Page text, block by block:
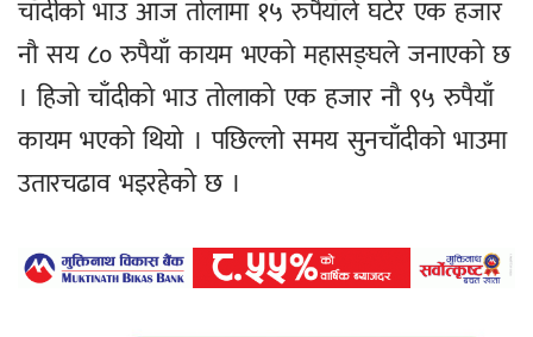
चाँदीको भाउ आज तोलामा १५ रुपैयाँले घटेर एक हजार
नौ सय ८० रुपैयाँ कायम भएको महासङ्घले जनाएको छ
। हिजो चाँदीको भाउ तोलाको एक हजार नौ ९५ रुपैयाँ
कायम भएको थियो । पछिल्लो समय सुनचाँदीको भाउमा
उतारचढाव भइरहेको छ ।